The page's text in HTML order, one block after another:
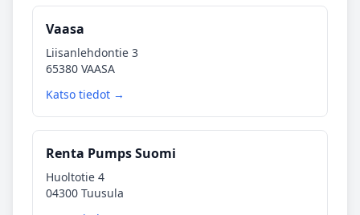
Vaasa
Liisanlehdontie 3
65380 VAASA
Katso tiedot →
Renta Pumps Suomi
Huoltotie 4
04300 Tuusula